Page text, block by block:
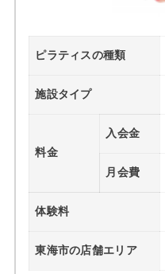
ピラティスの種類
施設タイプ
料金
入会金
月会費
体験料
東海市の店舗エリア